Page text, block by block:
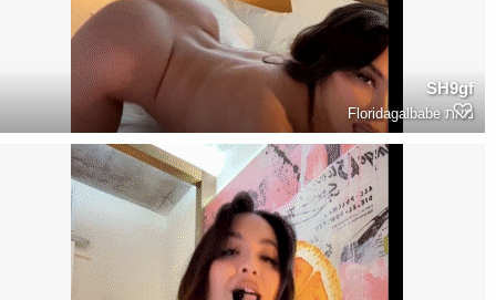
SH9gf
מאתFloridagalbabe